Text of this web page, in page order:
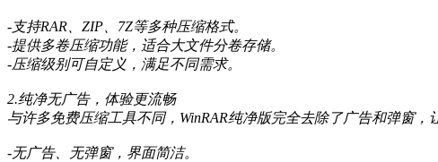
-支持RAR、ZIP、7Z等多种压缩格式。
-提供多卷压缩功能，适合大文件分卷存储。
-压缩级别可自定义，满足不同需求。
2.纯净无广告，体验更流畅
与许多免费压缩工具不同，WinRAR纯净版完全去除了广告和弹窗
-无广告、无弹窗，界面简洁。